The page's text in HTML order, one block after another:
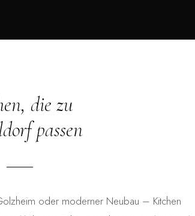
die zu
passen
oder moderner Neubau – Kitchen